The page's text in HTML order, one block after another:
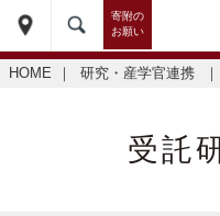
寄附の
お願い
HOME ｜ 研究・産学官連携 ｜
受託